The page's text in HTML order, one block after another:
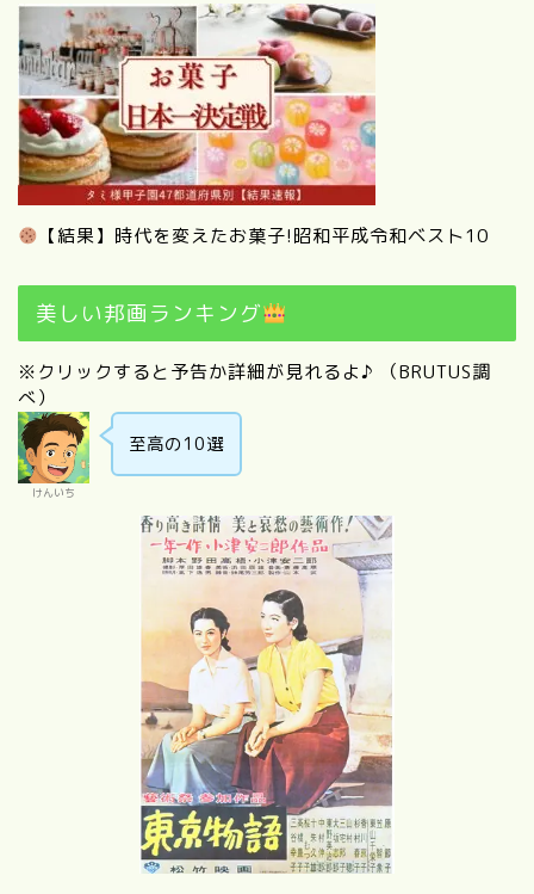
【結果】時代を変えたお菓子!昭和平成令和ベスト10
美しい邦画ランキング
※クリックすると予告か詳細が見れるよ♪ （BRUTUS調
べ）
けんいち
至高の10選